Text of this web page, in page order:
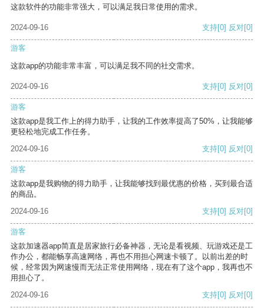
这款软件的功能非常强大，可以满足我日常使用的需求。
2024-09-16 支持[0] 反对[0]
游客
这款app的功能非常丰富，可以满足我不同的社交需求。
2024-09-16 支持[0] 反对[0]
游客
这款app是我工作上的得力助手，让我的工作效率提高了50%，让我能够
更轻松地完成工作任务。
2024-09-16
支持[0] 反对[0]
游客
这款app是我购物的得力助手，让我能够找到最优惠的价格，买到最合适
的商品。
2024-09-16
支持[0] 反对[0]
游客
这款加速器app简直是居家旅行必备神器，无论是看视频、玩游戏还是工
作办公，都能畅享高速网络，再也不用担心网速卡顿了。以前出差的时
候，经常因为网速慢而无法正常使用网络，现在有了这个app，我再也不
用担心了。
2024-09-16
支持[0] 反对[0]